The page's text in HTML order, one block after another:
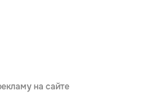
на сайте